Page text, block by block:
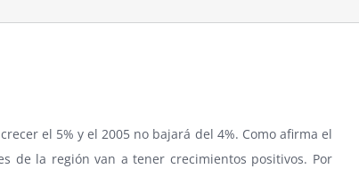
el 5% y el 2005 no bajará del 4%. Como afirma el
de la región van a tener crecimientos positivos. Por